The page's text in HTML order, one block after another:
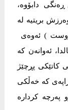
ڕه‌نگی دابۆوه‌،
بریتیه‌ له‌
) ئه‌وه‌ی‌
ئه‌وانه‌ن كه‌
كاتێكی‌ پڕچێژ
كه‌ خه‌ڵكی‌
په‌رچه‌ كرداره‌